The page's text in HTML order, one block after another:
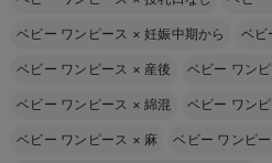
ベビー ワンピース ×妊娠中期から ベビ
ベビー ワンピース × 産後 ベビー ワン
ベビー ワンピース ×綿混 ベビー ワン
ベビー ワンピース × 麻 ベビー ワンピ